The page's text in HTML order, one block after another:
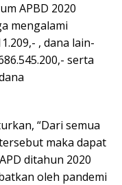
APBD 2020
mengalami
, dana lain-
serta
“Dari semua
maka dapat
ditahun 2020
oleh pandemi